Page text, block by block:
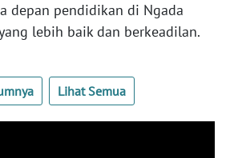
depan pendidikan di Ngada
lebih baik dan berkeadilan.
Lihat Semua